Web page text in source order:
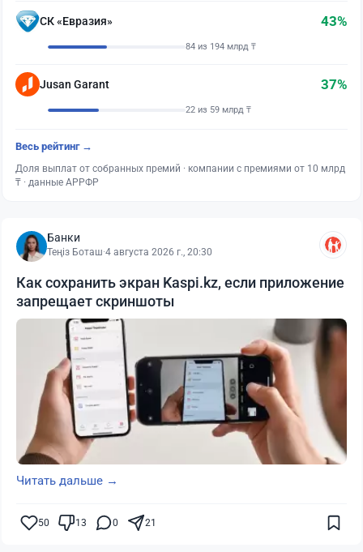
СК «Евразия» 43%
84 из 194 млрд ₸
Jusan Garant 37%
22 из 59 млрд ₸
Весь рейтинг →
Доля выплат от собранных премий · компании с премиями от 10 млрд
₸ · данные АРРФР
Банки
Теңіз Боташ·4 августа 2026 г., 20:30
Как сохранить экран Kaspi.kz, если приложение
запрещает скриншоты
Читать дальше →
50 13 0 21